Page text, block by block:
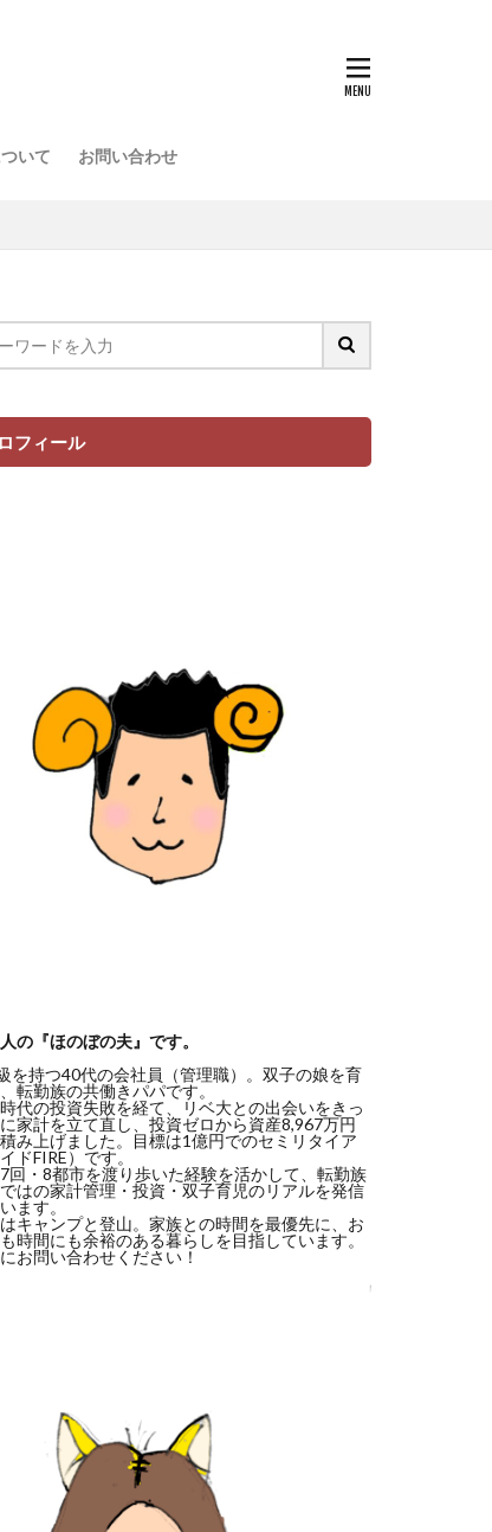
いて お問い合わせ
フィール
の『ほのぼの夫』です。
を持つ40代の会社員（管理職）。双子の娘を育
転勤族の共働きパパです。
代の投資失敗を経て、リベ大との出会いをきっ
家計を立て直し、投資ゼロから資産8,967万円
み上げました。目標は1億円でのセミリタイア
イドFIRE）です。
回・8都市を渡り歩いた経験を活かして、転勤族
はの家計管理・投資・双子育児のリアルを発信
ます。
キャンプと登山。家族との時間を最優先に、お
時間にも余裕のある暮らしを目指しています。
お問い合わせください！